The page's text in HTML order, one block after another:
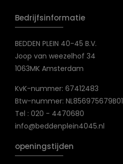
Bedrijfsinformatie
BEDDEN PLEIN 40-45 B.V.
Joop van weezelhof 34
1063MK Amsterdam
KvK-nummer: 67412483
Btw-nummer: NL856975679B01
Tel : 020 - 4470680
info@beddenplein4045.nl
openingstijden